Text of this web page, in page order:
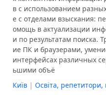
в с использованием
е с отделами взыскания:
омощь в актуализации
и по результатам поиска.
ие ПК и браузерами,
интерфейсах различных
ьшими объё
Київ | Освіта, репетитори,